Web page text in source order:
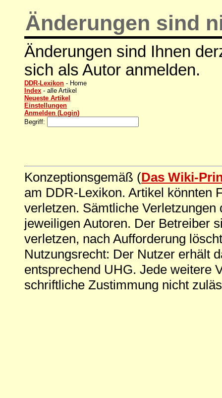
Änderungen sind
Änderungen sind Ihnen
sich als Autor anmelden.
DDR-Lexikon - Home
Index - alle Artikel
Neueste Artikel
Einstellungen
Anmelden (Login)
Begriff:
Konzeptionsgemäß (Das Wiki-
am DDR-Lexikon. Artikel könnten
verletzen. Sämtliche
jeweiligen Autoren. Der Betreiber
verletzen, nach Aufforderung
Nutzungsrecht: Der Nutzer erhält
entsprechend UHG. Jede weitere
schriftliche Zustimmung nicht